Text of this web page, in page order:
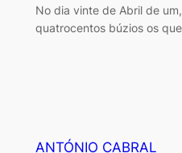
No dia vinte de Abril de
quatrocentos búzios os
ANTÓNIO CABRAL